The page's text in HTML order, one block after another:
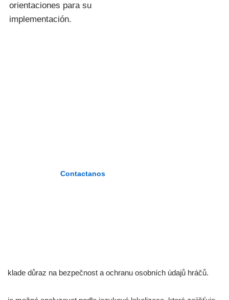
orientaciones para su
implementación.
Contactanos
klade důraz na bezpečnost a ochranu osobních údajů hráčů.